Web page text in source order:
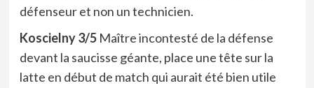
défenseur et non un technicien.
Koscielny 3/5Maître incontesté de la défense
devant la saucisse géante, place une tête sur la
latte en début de match qui aurait été bien utile